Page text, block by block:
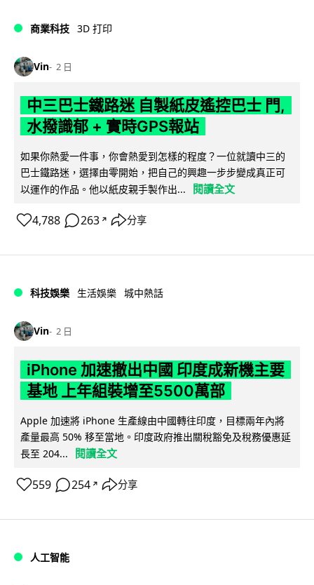
商業科技 3D 打印
Vin 2 日
中三巴士鐵路迷 自製紙皮遙控巴士 門,
水撥識郁 + 實時GPS報站
如果你熱愛一件事，你會熱愛到怎樣的程度？一位就讀中三的
巴士鐵路迷，選擇由零開始，把自己的興趣一步步變成真正可
以運作的作品。他以紙皮親手製作出...
閱讀全文
4,788 263 ↗ 分享
科技娛樂 生活娛樂 城中熱話
Vin 2 日
iPhone 加速撤出中國 印度成新機主要
基地 上年組裝增至5500萬部
Apple 加速將 iPhone 生產線由中國轉往印度，目標兩年內將
產量最高 50% 移至當地。印度政府推出關稅豁免及稅務優惠延
長至 204...
閱讀全文
559 254 ↗ 分享
人工智能